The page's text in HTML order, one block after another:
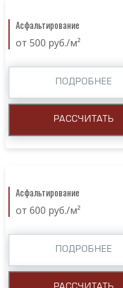
Асфальтирование
от 500 руб./м²
ПОДРОБНЕЕ
РАССЧИТАТЬ
Асфальтирование
от 600 руб./м²
ПОДРОБНЕЕ